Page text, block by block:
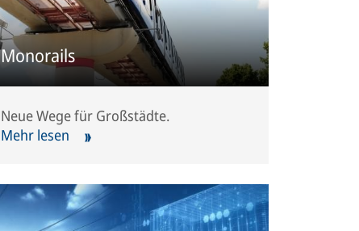
Monorails
Neue Wege für Großstädte.
Mehr lesen